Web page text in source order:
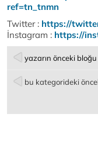
ref=tn_tnmn
Twitter : https://
İnstagram : https://
yazarın önceki bloğu
bu kategorideki